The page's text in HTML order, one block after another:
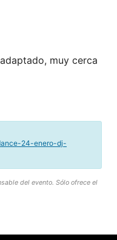
muy cerca
24-enero-dj-
del evento. Sólo ofrece el